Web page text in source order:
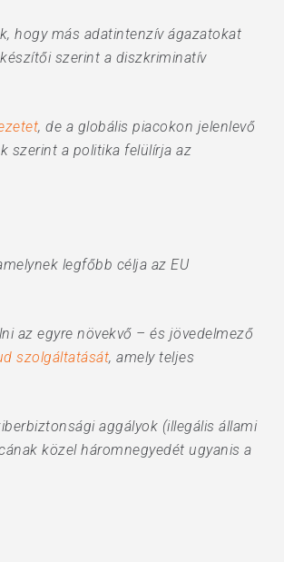
hogy más adatintenzív ágazatokat
szerint a diszkriminatív
, de a globális piacokon jelenlevő
szerint a politika felülírja az
legfőbb célja az EU
az egyre növekvő – és jövedelmező
szolgáltatását, amely teljes
aggályok (illegális állami
közel háromnegyedét ugyanis a